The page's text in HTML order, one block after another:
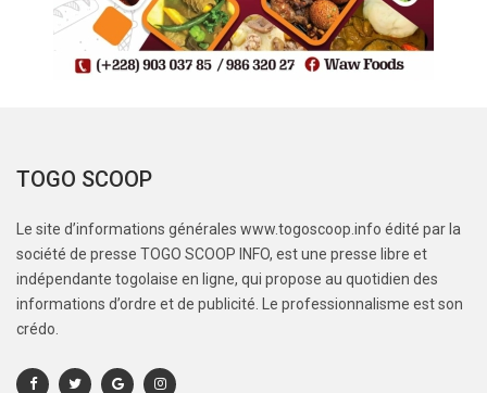
TOGO SCOOP
Le site d’informations générales www.togoscoop.info édité par la
société de presse TOGO SCOOP INFO, est une presse libre et
indépendante togolaise en ligne, qui propose au quotidien des
informations d’ordre et de publicité. Le professionnalisme est son
crédo.